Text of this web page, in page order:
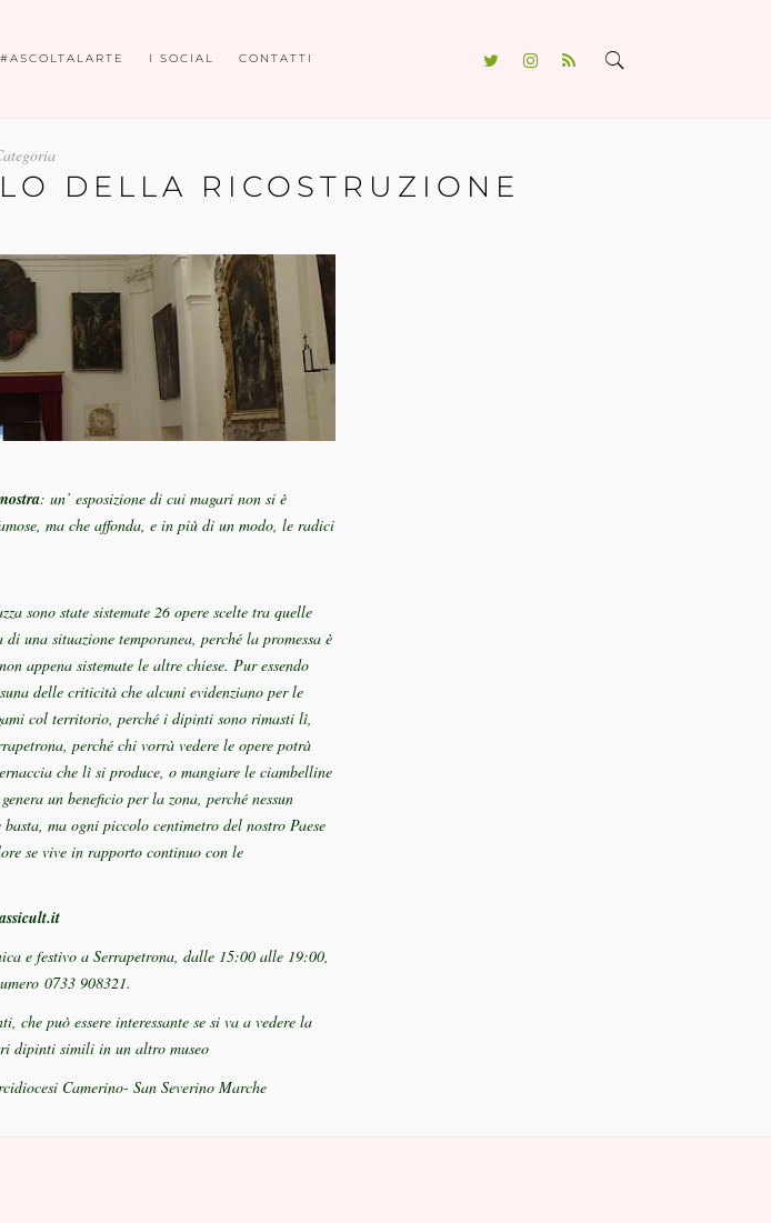
#ASCOLTALARTE I SOCIAL CONTATTI
DELLA RICOSTRUZIONE
: un’ esposizione di cui magari non si è
ma che affonda, e in più di un modo, le radici
sono state sistemate 26 opere scelte tra quelle
una situazione temporanea, perché la promessa è
appena sistemate le altre chiese. Pur essendo
delle criticità che alcuni evidenziano per le
col territorio, perché i dipinti sono rimasti lì,
perché chi vorrà vedere le opere potrà
che lì si produce, o mangiare le ciambelline
un beneficio per la zona, perché nessun
ma ogni piccolo centimetro del nostro Paese
se vive in rapporto continuo con le
e festivo a Serrapetrona, dalle 15:00 alle 19:00,
0733 908321.
che può essere interessante se si va a vedere la
dipinti simili in un altro museo
Camerino- San Severino Marche